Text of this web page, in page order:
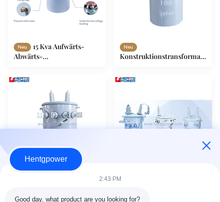
Neu
15 Kva Aufwärts-
Abwärts-
mastmontiert, einphasig,
ANSI-Standard
Neu
Konstruktionstransformator
untergetaucht
Hentgpower
2:43 PM
Good day, what product are you looking for?